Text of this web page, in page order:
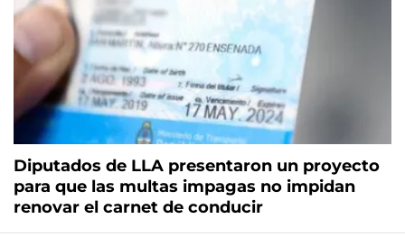
Diputados de LLA presentaron un proyecto
para que las multas impagas no impidan
renovar el carnet de conducir